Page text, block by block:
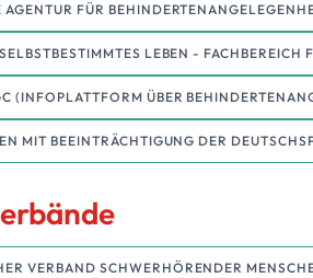
FÜR
LEBEN -
(INFOPLATTFORM ÜBER
MIT BEEINTRÄCHTIGUNG DER
VERBAND SCHWERHÖRENDER